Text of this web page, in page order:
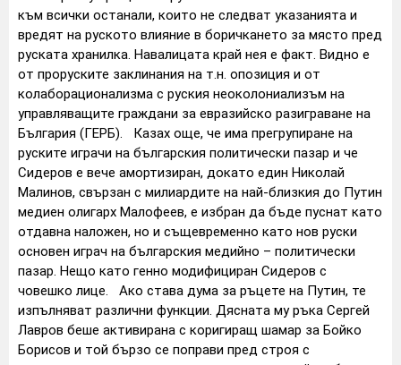
към всички останали, които не следват указанията и
вредят на руското влияние в боричкането за място пред
руската хранилка. Навалицата край нея е факт. Видно е
от проруските заклинания на т.н. опозиция и от
колаборационализма с руския неоколониализъм на
управляващите граждани за евразийско разиграване на
България (ГЕРБ). Казах още, че има прегрупиране на
руските играчи на българския политически пазар и че
Сидеров е вече амортизиран, докато един Николай
Малинов, свързан с милиардите на най-близкия до Путин
медиен олигарх Малофеев, е избран да бъде пуснат като
отдавна наложен, но и същевременно като нов руски
основен играч на българския медийно – политически
пазар. Нещо като генно модифициран Сидеров с
човешко лице. Ако става дума за ръцете на Путин, те
изпълняват различни функции. Дясната му ръка Сергей
Лавров беше активирана с коригиращ шамар за Бойко
Борисов и той бързо се поправи пред строя с